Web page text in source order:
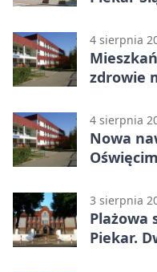
4 sierpnia
zdrowie
4 sierpnia
Nowa
3 sierpnia
Plażowa
Piekar.